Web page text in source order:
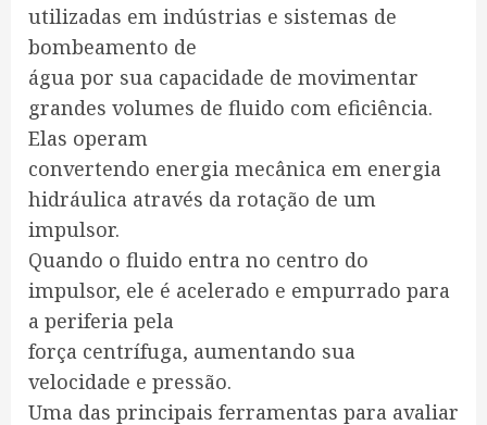
utilizadas em indústrias e sistemas de
bombeamento de
água por sua capacidade de movimentar
grandes volumes de fluido com eficiência.
Elas operam
convertendo energia mecânica em energia
hidráulica através da rotação de um
impulsor.
Quando o fluido entra no centro do
impulsor, ele é acelerado e empurrado para
a periferia pela
força centrífuga, aumentando sua
velocidade e pressão.
Uma das principais ferramentas para avaliar